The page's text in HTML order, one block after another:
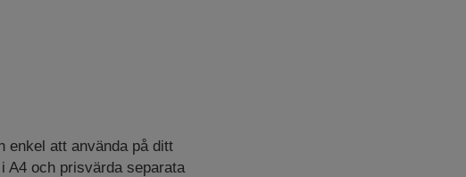
enkel att använda på ditt
A4 och prisvärda separata